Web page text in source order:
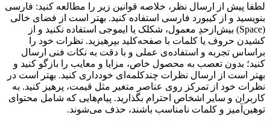
لطفا پیش از ارسال نظر، خلاصه قوانین زیر را مطالعه کنید: فارسی
بنویسید و از کیبورد فارسی استفاده کنید. بهتر است از فضای خالی
(Space) بیش‌از‌حدِ معمول، شکلک یا ایموجی استفاده نکنید و از
کشیدن حروف یا کلمات با صفحه‌کلید بپرهیزید. نظرات خود را
براساس تجربه و استفاده‌ی عملی و با دقت به نکات فنی ارسال
کنید؛ بدون تعصب به محصول خاص، مزایا و معایب را بازگو کنید و
بهتر است از ارسال نظرات چندکلمه‌‌ای خودداری کنید. بهتر است در
نظرات خود از تمرکز روی عناصر متغیر مثل قیمت، پرهیز کنید. به
کاربران و سایر اشخاص احترام بگذارید. پیام‌هایی که شامل محتوای
توهین‌آمیز و کلمات نامناسب باشند، حذف می‌شوند.